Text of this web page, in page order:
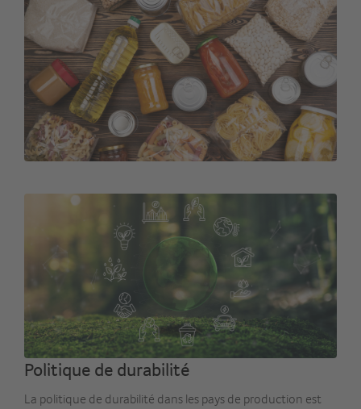
Politique de durabilité
La politique de durabilité dans les pays de production est